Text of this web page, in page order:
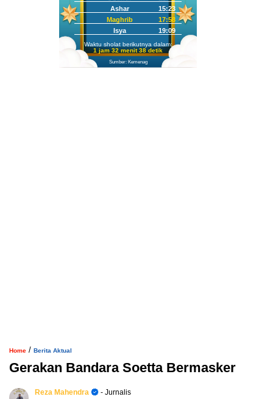
Ashar
15:23
Maghrib
17:58
Isya
19:09
Waktu sholat berikutnya dalam:
1 jam 32 menit 36 detik
Sumber: Kemenag
Home / Berita Aktual
Gerakan Bandara Soetta Bermasker
Reza Mahendra
- Jurnalis